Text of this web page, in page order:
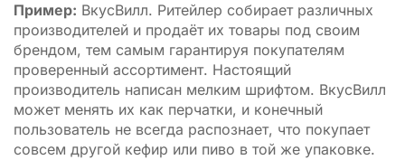
Пример: ВкусВилл. Ритейлер собирает различных
производителей и продаёт их товары под своим
брендом, тем самым гарантируя покупателям
проверенный ассортимент. Настоящий
производитель написан мелким шрифтом. ВкусВилл
может менять их как перчатки, и конечный
пользователь не всегда распознает, что покупает
совсем другой кефир или пиво в той же упаковке.